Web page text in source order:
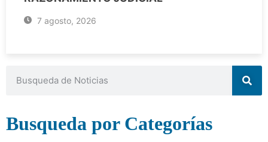
7 agosto, 2026
Busqueda por Categorías